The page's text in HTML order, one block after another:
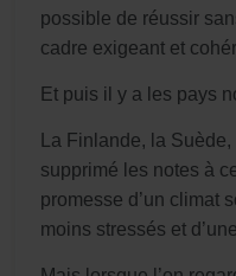
possible de réussir
cadre exigeant et
Et puis il y a les pays
La Finlande, la
supprimé les notes à
promesse d’un climat
moins stressés et